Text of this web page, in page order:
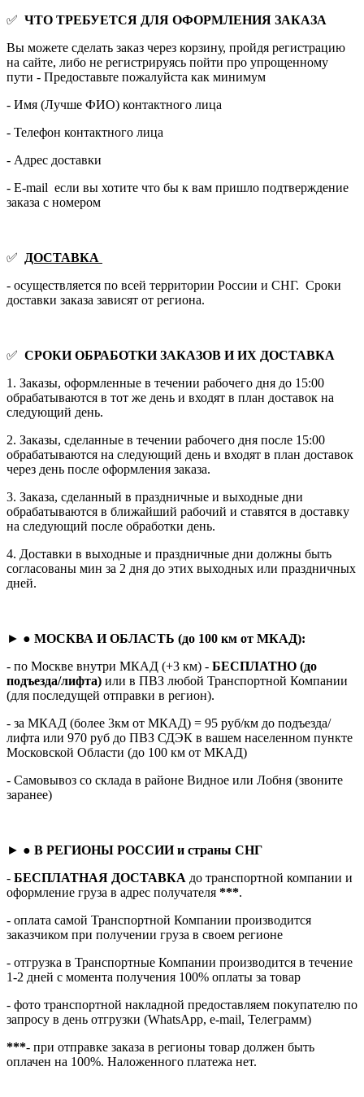
✅ ЧТО ТРЕБУЕТСЯ ДЛЯ ОФОРМЛЕНИЯ ЗАКАЗА
Вы можете сделать заказ через корзину, пройдя регистрацию
на сайте, либо не регистрируясь пойти про упрощенному
пути - Предоставьте пожалуйста как минимум
- Имя (Лучше ФИО) контактного лица
- Телефон контактного лица
- Адрес доставки
- E-mail если вы хотите что бы к вам пришло подтверждение
заказа с номером
✅
ДОСТАВКА
- осуществляется по всей территории России и СНГ. Сроки
доставки заказа зависят от региона.
✅ СРОКИ ОБРАБОТКИ ЗАКАЗОВ И ИХ ДОСТАВКА
1. Заказы, оформленные в течении рабочего дня до 15:00
обрабатываются в тот же день и входят в план доставок на
следующий день.
2. Заказы, сделанные в течении рабочего дня после 15:00
обрабатываются на следующий день и входят в план доставок
через день после оформления заказа.
3. Заказа, сделанный в праздничные и выходные дни
обрабатываются в ближайший рабочий и ставятся в доставку
на следующий после обработки день.
4. Доставки в выходные и праздничные дни должны быть
согласованы мин за 2 дня до этих выходных или праздничных
дней.
► ● МОСКВА И ОБЛАСТЬ (до 100 км от МКАД):
- по Москве внутри МКАД (+3 км) - БЕСПЛАТНО (до
подъезда/лифта) или в ПВЗ любой Транспортной Компании
(для последущей отправки в регион).
- за МКАД (более 3км от МКАД) = 95 руб/км до подъезда/
лифта или 970 руб до ПВЗ СДЭК в вашем населенном пункте
Московской Области (до 100 км от МКАД)
- Самовывоз со склада в районе Видное или Лобня (звоните
заранее)
► ● В РЕГИОНЫ РОССИИ и страны СНГ
- БЕСПЛАТНАЯ ДОСТАВКА до транспортной компании и
оформление груза в адрес получателя ***.
- оплата самой Транспортной Компании производится
заказчиком при получении груза в своем регионе
- отгрузка в Транспортные Компании производится в течение
1-2 дней с момента получения 100% оплаты за товар
- фото транспортной накладной предоставляем покупателю по
запросу в день отгрузки (WhatsApp, e-mail, Телеграмм)
***- при отправке заказа в регионы товар должен быть
оплачен на 100%. Наложенного платежа нет.